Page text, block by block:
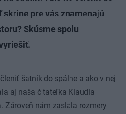
skrine pre vás znamenajú
Skúsme spolu
šatník do spálne a ako v nej
aj naša čitateľka Klaudia
Zároveň nám zaslala rozmery